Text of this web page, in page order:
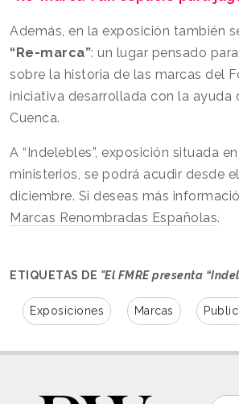
Además, en la exposición también
“Re-marca”: un lugar pensado
sobre la historia de las marcas del
iniciativa desarrollada con la
Cuenca.
A “Indelebles”, exposición situada
ministerios, se podrá acudir desde
diciembre. Si deseas más
Marcas Renombradas Españolas.
ETIQUETAS DE "El FMRE presenta
Exposiciones Marcas